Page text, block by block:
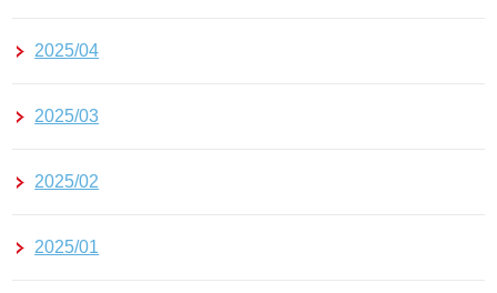
2025/04
2025/03
2025/02
2025/01